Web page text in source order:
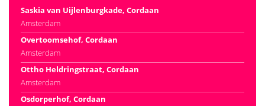
Saskia van Uijlenburgkade, Cordaan
Amsterdam
Overtoomsehof, Cordaan
Amsterdam
Ottho Heldringstraat, Cordaan
Amsterdam
Osdorperhof, Cordaan